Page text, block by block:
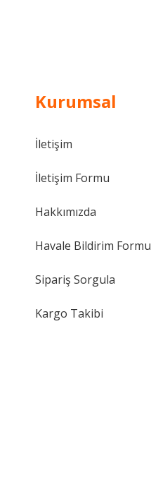
Kurumsal
İletişim
İletişim Formu
Hakkımızda
Havale Bildirim Formu
Sipariş Sorgula
Kargo Takibi